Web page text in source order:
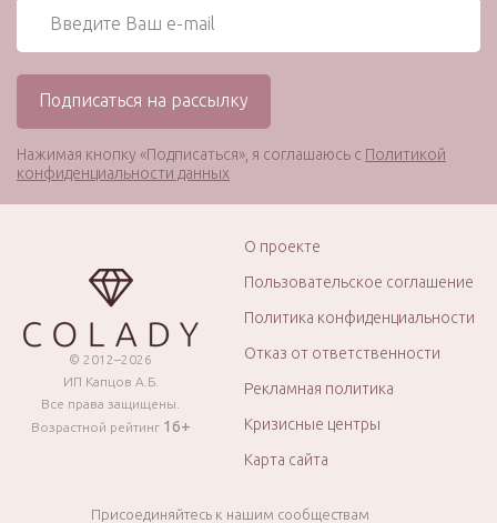
Нажимая кнопку «Подписаться», я соглашаюсь с Политикой
конфиденциальности данных
© 2012–2026
ИП Капцов А.Б.
Все права защищены.
Возрастной рейтинг 16+
О проекте
Пользовательское соглашение
Политика конфиденциальности
Отказ от ответственности
Рекламная политика
Кризисные центры
Карта сайта
Присоединяйтесь к нашим сообществам